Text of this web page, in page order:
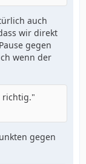
auch
wir direkt
gegen
wenn der
richtig."
gegen